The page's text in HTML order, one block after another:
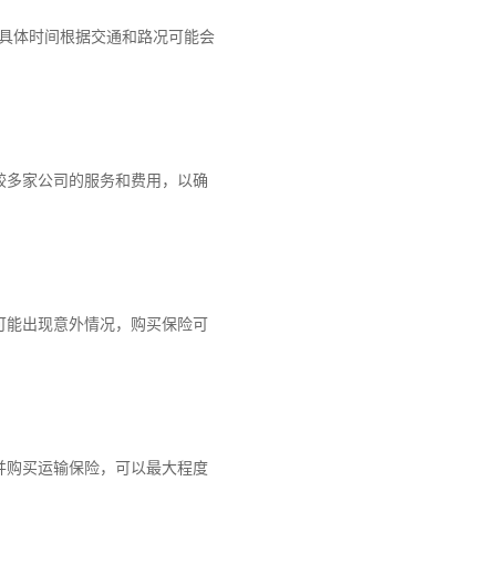
体时间根据交通和路况可能会
家公司的服务和费用，以确
出现意外情况，购买保险可
买运输保险，可以最大程度